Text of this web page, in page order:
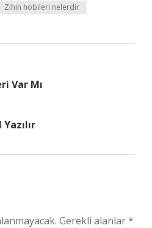
Zihin hobileri nelerdir
Var Mı
Gerekli alanlar*